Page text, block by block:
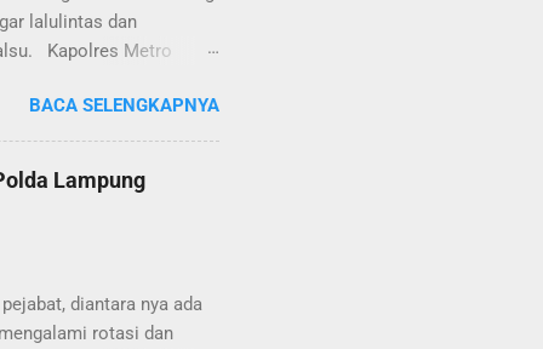
lalulintas dan
Kapolres Metro
(TL) simpang Taqwa,
Satlantas Polres
lalulintas tepatnya di TL
ini sehabis bongkar muat
BACA SELENGKAPNYA
Lampung
diantara nya ada
rotasi dan